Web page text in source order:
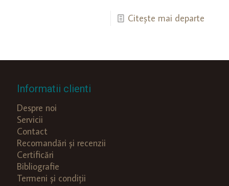
Citește mai departe
Informatii clienti
Despre noi
Servicii
Contact
Recomandări și recenzii
Certificări
Bibliografie
Termeni și condiții